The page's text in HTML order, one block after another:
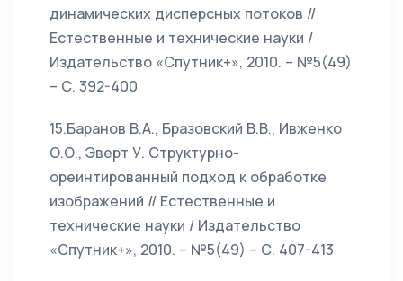
динамических дисперсных потоков //
Естественные и технические науки /
Издательство «Спутник+», 2010. – №5(49)
– С. 392-400
15.Баранов В.А., Бразовский В.В., Ивженко
О.О., Эверт У. Структурно-
ореинтированный подход к обработке
изображений // Естественные и
технические науки / Издательство
«Спутник+», 2010. – №5(49) – С. 407-413